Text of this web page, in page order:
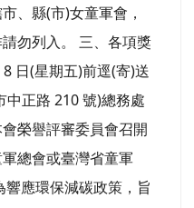
人員績優獎章頒授辦
員工作獎章頒贈規
童軍獎章選拔及頒發
團依說明事項辦理。
| 點閱數： 1062
年 10 月 23 日童